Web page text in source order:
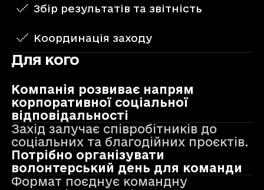
Збір результатів та звітність
Координація заходу
Для кого
Компанія розвиває напрям
корпоративної соціальної
відповідальності
Захід залучає співробітників до
соціальних та благодійних проєктів.
Потрібно організувати
волонтерський день для команди
Формат поєднує командну